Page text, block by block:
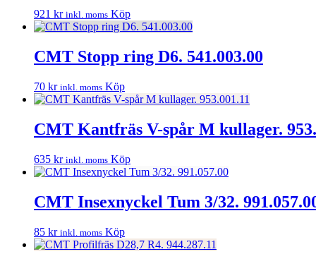
921 kr inkl. moms Köp
CMT Stopp ring D6. 541.003.00
70 kr inkl. moms Köp
CMT Kantfräs V-spår M kullager.
635 kr inkl. moms Köp
CMT Insexnyckel Tum 3/32.
85 kr inkl. moms Köp